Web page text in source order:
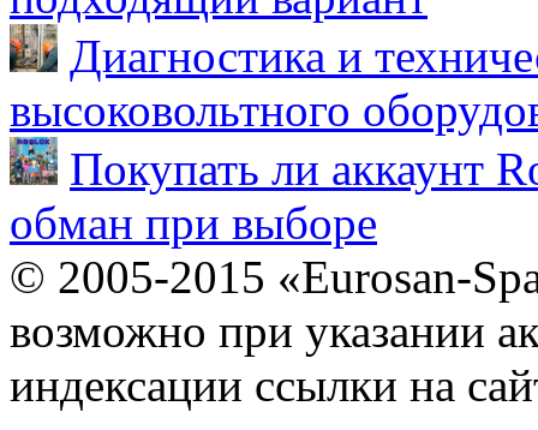
Диагностика и
высоковольтного
Покупать ли аккаунт
обман при выборе
© 2005-2015 «Eurosan-
возможно при указании
индексации ссылки на